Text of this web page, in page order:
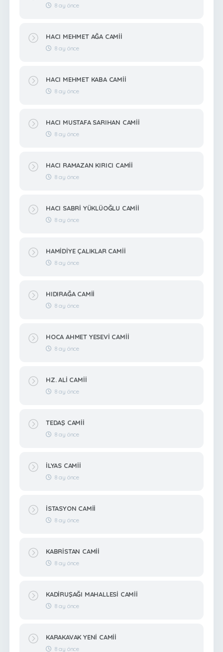
8 ay önce
HACI MEHMET AĞA CAMİİ
8 ay önce
HACI MEHMET KABA CAMİİ
8 ay önce
HACI MUSTAFA SARIHAN CAMİİ
8 ay önce
HACI RAMAZAN KIRICI CAMİİ
8 ay önce
HACI SABRİ YÜKLÜOĞLU CAMİİ
8 ay önce
HAMİDİYE ÇALIKLAR CAMİİ
8 ay önce
HIDIRAĞA CAMİİ
8 ay önce
HOCA AHMET YESEVİ CAMİİ
8 ay önce
HZ. ALİ CAMİİ
8 ay önce
TEDAŞ CAMİİ
8 ay önce
İLYAS CAMİİ
8 ay önce
İSTASYON CAMİİ
8 ay önce
KABRİSTAN CAMİİ
8 ay önce
KADİRUŞAĞI MAHALLESİ CAMİİ
8 ay önce
KARAKAVAK YENİ CAMİİ
8 ay önce